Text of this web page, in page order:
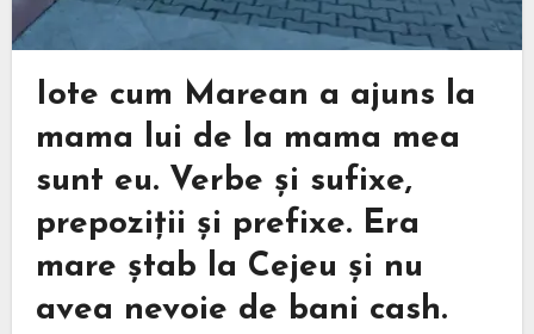
Iote cum Marean a ajuns la
mama lui de la mama mea
sunt eu. Verbe și sufixe,
prepoziții și prefixe. Era
mare ștab la Cejeu și nu
avea nevoie de bani cash.